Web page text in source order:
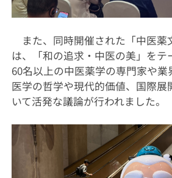
また、同時開催された「中医薬
は、「和の追求・中医の美」をテ
60名以上の中医薬学の専門家や
医学の哲学や現代的価値、国際展
いて活発な議論が行われました。